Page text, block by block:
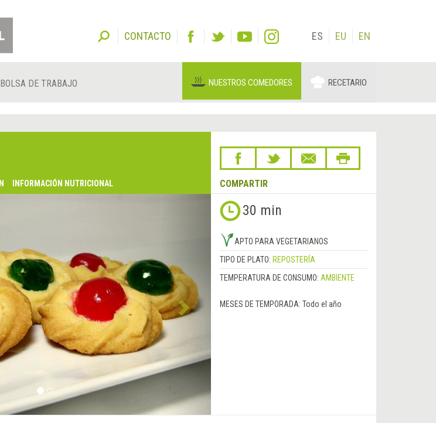
CONTACTO ES EU EN
BOLSA DE TRABAJO NUESTROS COMEDORES RECETARIO
INFORMACIÓN NUTRICIONAL COMPARTIR
Siguiente
&rsaquo; 30 min
APTO PARA VEGETARIANOS
TIPO DE PLATO: REPOSTERÍA
TEMPERATURA DE CONSUMO: AMBIENTE
MESES DE TEMPORADA: Todo el año